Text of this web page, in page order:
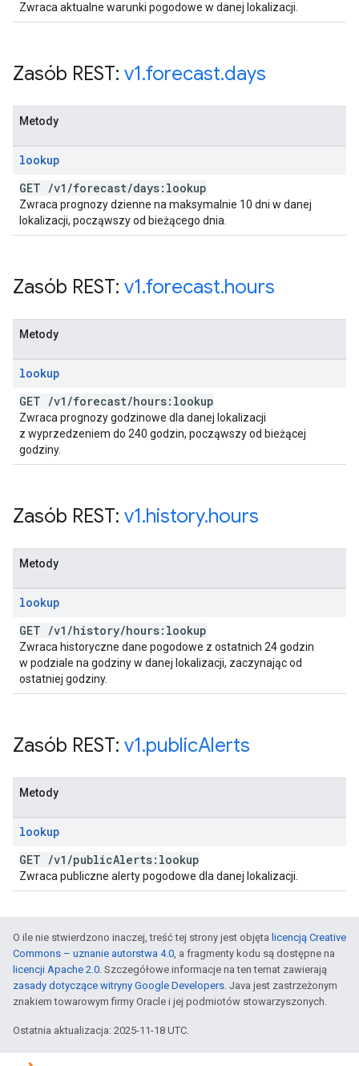
Zwraca aktualne warunki pogodowe w danej lokalizacji.
Zasób REST: v1.forecast.days
Metody
lookup
GET /v1 /forecast/days:lookup
Zwraca prognozy dzienne na maksymalnie 10 dni w danej
lokalizacji, począwszy od bieżącego dnia.
Zasób REST: v1.forecast.hours
Metody
lookup
GET /v1 /forecast/hours:lookup
Zwraca prognozy godzinowe dla danej lokalizacji
z wyprzedzeniem do 240 godzin, począwszy od bieżącej
godziny.
Zasób REST: v1.history.hours
Metody
lookup
GET /v1 /history/hours:lookup
Zwraca historyczne dane pogodowe z ostatnich 24 godzin
w podziale na godziny w danej lokalizacji, zaczynając od
ostatniej godziny.
Zasób REST: v1.publicAlerts
Metody
lookup
GET /v1 /publicAlerts:lookup
Zwraca publiczne alerty pogodowe dla danej lokalizacji.
O ile nie stwierdzono inaczej, treść tej strony jest objęta licencją Creative
Commons – uznanie autorstwa 4.0, a fragmenty kodu są dostępne na
licencji Apache 2.0. Szczegółowe informacje na ten temat zawierają
zasady dotyczące witryny Google Developers. Java jest zastrzeżonym
znakiem towarowym firmy Oracle i jej podmiotów stowarzyszonych.
Ostatnia aktualizacja: 2025-11-18 UTC.